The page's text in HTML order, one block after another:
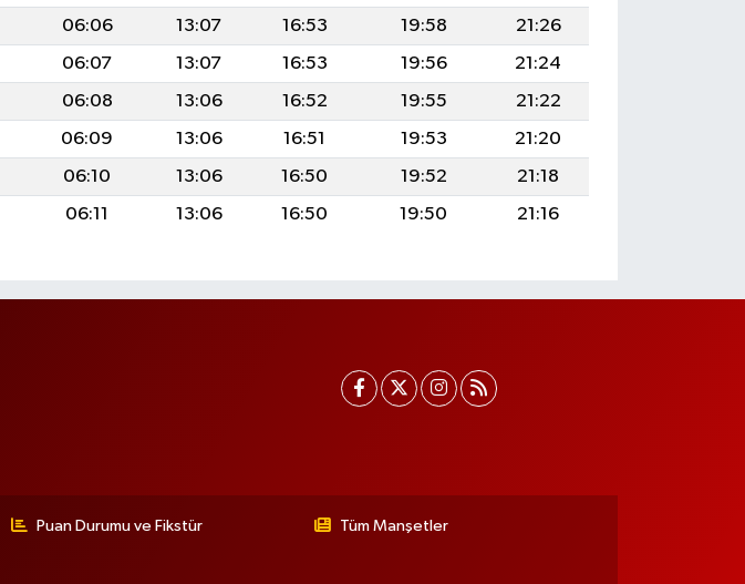
06:06 13:07 16:53 19:58
21:26
06:07 13:07 16:53 19:56
21:24
06:08 13:06 16:52 19:55
21:22
06:09 13:06 16:51 19:53
21:20
06:10 13:06 16:50 19:52
21:18
06:11 13:06 16:50 19:50 21:16
Puan Durumu ve Fikstür Tüm Manşetler